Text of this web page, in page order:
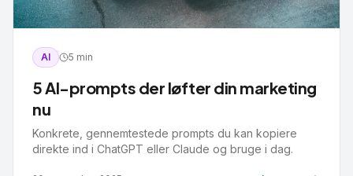
AI 5 min
5 AI-prompts der løfter din marketing
nu
Konkrete, gennemtestede prompts du kan kopiere
direkte ind i ChatGPT eller Claude og bruge i dag.